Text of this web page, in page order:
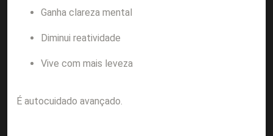
Ganha clareza mental
Diminui reatividade
Vive com mais leveza
É autocuidado avançado.